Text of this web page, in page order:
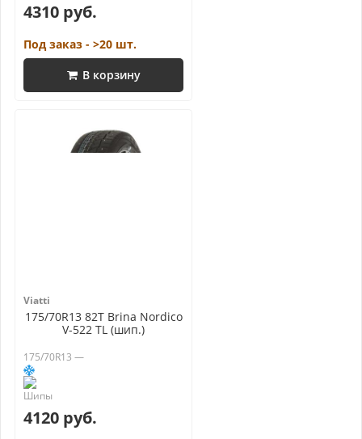
4310 руб.
Под заказ - >20 шт.
В корзину
Viatti
175/70R13 82T Brina Nordico
V-522 TL (шип.)
175/70R13 —
4120 руб.